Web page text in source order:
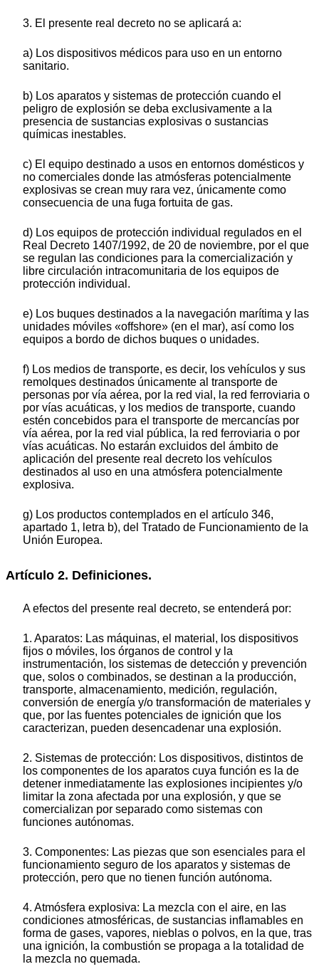
3. El presente real decreto no se aplicará a:
a) Los dispositivos médicos para uso en un entorno
sanitario.
b) Los aparatos y sistemas de protección cuando el
peligro de explosión se deba exclusivamente a la
presencia de sustancias explosivas o sustancias
químicas inestables.
c) El equipo destinado a usos en entornos domésticos y
no comerciales donde las atmósferas potencialmente
explosivas se crean muy rara vez, únicamente como
consecuencia de una fuga fortuita de gas.
d) Los equipos de protección individual regulados en el
Real Decreto 1407/1992, de 20 de noviembre, por el que
se regulan las condiciones para la comercialización y
libre circulación intracomunitaria de los equipos de
protección individual.
e) Los buques destinados a la navegación marítima y las
unidades móviles «offshore» (en el mar), así como los
equipos a bordo de dichos buques o unidades.
f) Los medios de transporte, es decir, los vehículos y sus
remolques destinados únicamente al transporte de
personas por vía aérea, por la red vial, la red ferroviaria o
por vías acuáticas, y los medios de transporte, cuando
estén concebidos para el transporte de mercancías por
vía aérea, por la red vial pública, la red ferroviaria o por
vías acuáticas. No estarán excluidos del ámbito de
aplicación del presente real decreto los vehículos
destinados al uso en una atmósfera potencialmente
explosiva.
g) Los productos contemplados en el artículo 346,
apartado 1, letra b), del Tratado de Funcionamiento de la
Unión Europea.
Artículo 2. Definiciones.
A efectos del presente real decreto, se entenderá por:
1. Aparatos: Las máquinas, el material, los dispositivos
fijos o móviles, los órganos de control y la
instrumentación, los sistemas de detección y prevención
que, solos o combinados, se destinan a la producción,
transporte, almacenamiento, medición, regulación,
conversión de energía y/o transformación de materiales y
que, por las fuentes potenciales de ignición que los
caracterizan, pueden desencadenar una explosión.
2. Sistemas de protección: Los dispositivos, distintos de
los componentes de los aparatos cuya función es la de
detener inmediatamente las explosiones incipientes y/o
limitar la zona afectada por una explosión, y que se
comercializan por separado como sistemas con
funciones autónomas.
3. Componentes: Las piezas que son esenciales para el
funcionamiento seguro de los aparatos y sistemas de
protección, pero que no tienen función autónoma.
4. Atmósfera explosiva: La mezcla con el aire, en las
condiciones atmosféricas, de sustancias inflamables en
forma de gases, vapores, nieblas o polvos, en la que, tras
una ignición, la combustión se propaga a la totalidad de
la mezcla no quemada.